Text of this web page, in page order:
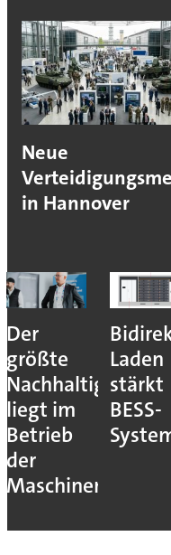
Neue
in Hannover
Der
größte
liegt im
Betrieb
der
Maschinen
Laden
stärkt
BESS-